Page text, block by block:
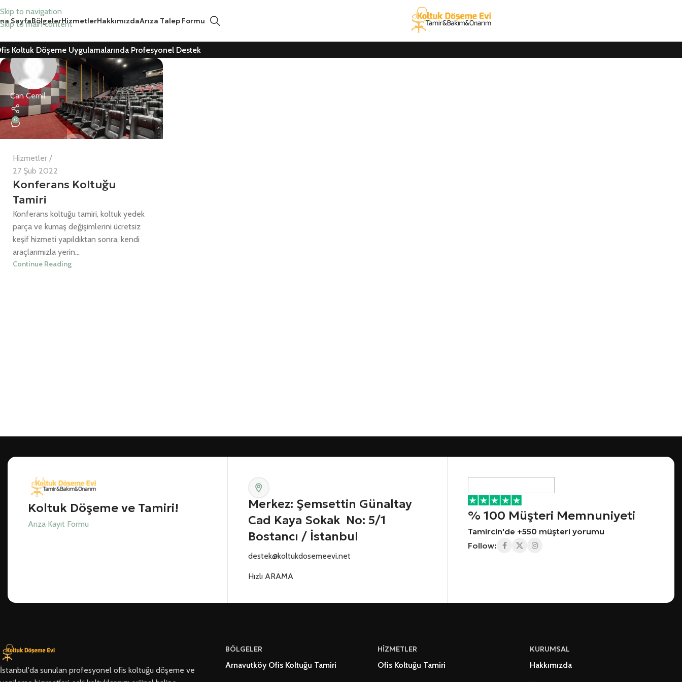
Skip to navigation
Skip to main content
SayfaBölgelerHizmetlerHakkımızdaArıza Talep Formu
Koltuk Döşeme Uygulamalarında Profesyonel Destek
Can Cemil
0
Hizmetler
27 Şub 2022
Konferans Koltuğu
Tamiri
Konferans koltuğu tamiri, koltuk yedek
parça ve kumaş değişimlerini ücretsiz
keşif hizmeti yapıldıktan sonra, kendi
araçlarımızla yerin...
Continue Reading
Koltuk Döşeme ve Tamiri!
Arıza Kayıt Formu
Merkez: Şemsettin Günaltay
Cad Kaya Sokak No: 5/1
Bostancı / İstanbul
destek@koltukdosemeevi.net
Hızlı ARAMA
% 100 Müşteri Memnuniyeti
Tamircin'de +550 müşteri yorumu
Follow:
İstanbul'da sunulan profesyonel ofis koltuğu döşeme ve
BÖLGELER
Arnavutköy Ofis Koltuğu Tamiri
HİZMETLER
Ofis Koltuğu Tamiri
KURUMSAL
Hakkımızda